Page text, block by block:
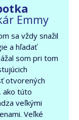
Emmy
sa vždy snažil
a hľadať
som pri tom
otvorených
ako túto
veľkými
Veľké